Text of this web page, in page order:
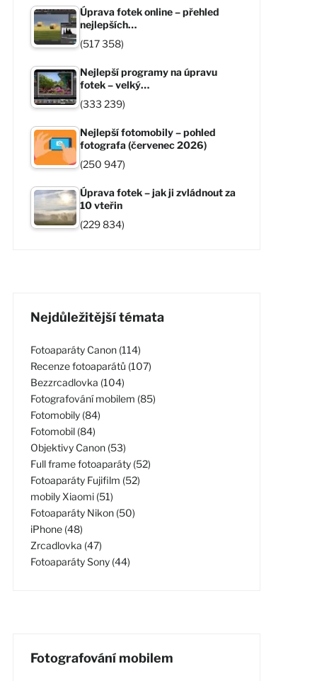
Úprava fotek online – přehled
nejlepších…
(517 358)
Nejlepší programy na úpravu
fotek – velký…
(333 239)
Nejlepší fotomobily – pohled
fotografa (červenec 2026)
(250 947)
Úprava fotek – jak ji zvládnout za
10 vteřin
(229 834)
Nejdůležitější témata
Fotoaparáty Canon (114)
Recenze fotoaparátů (107)
Bezzrcadlovka (104)
Fotografování mobilem (85)
Fotomobily (84)
Fotomobil (84)
Objektivy Canon (53)
Full frame fotoaparáty (52)
Fotoaparáty Fujifilm (52)
mobily Xiaomi (51)
Fotoaparáty Nikon (50)
iPhone (48)
Zrcadlovka (47)
Fotoaparáty Sony (44)
Fotografování mobilem